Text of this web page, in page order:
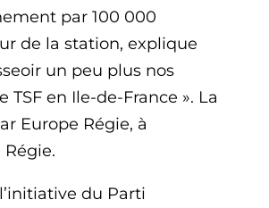
par 100 000
de la station, explique
un peu plus nos
en Ile-de-France ». La
Europe Régie, à
du Parti